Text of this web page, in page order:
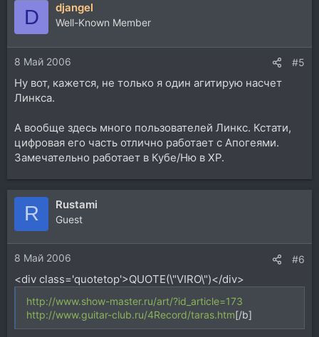
D djangel
Well-Known Member
8 Май 2006 #5
Ну вот, кажется, не только я один агитирую насчет
Линкса.
А вообще здесь много пользователей Линкс. Кстати,
цифровая его часть отлично работает с Апогеями.
Замечательно работает в Кубе/Ню в ХР.
R Rustami
Guest
8 Май 2006 #6
<div class='quotetop'>QUOTE(\"VIRO\")</div>
http://www.show-master.ru/art/?id_article=173
http://www.guitar-club.ru/4Record/taras.htm[/b]